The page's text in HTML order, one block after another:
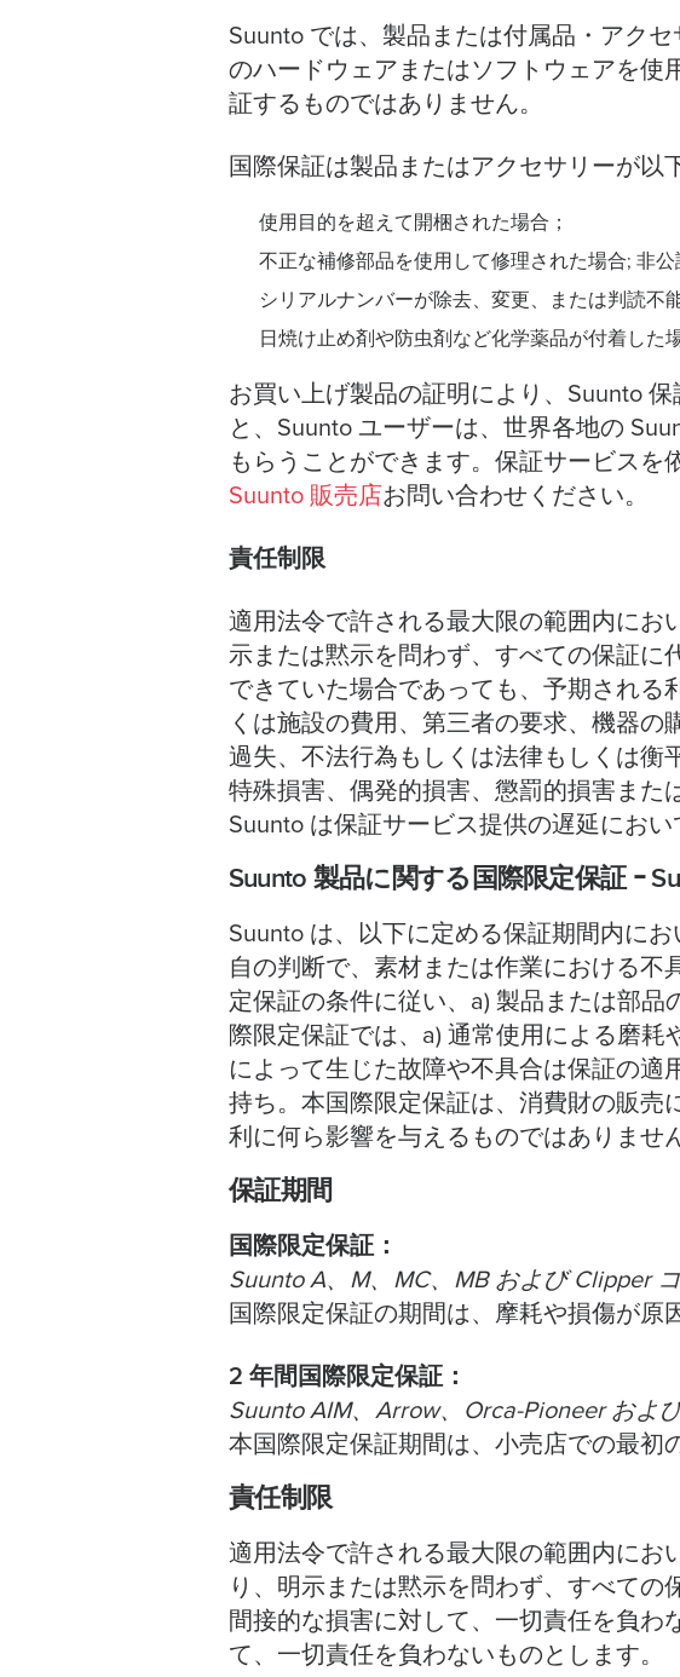
Suunto では、製品または付属品・アク
のハードウェアまたはソフトウェアを使
証するものではありません。
国際保証は製品またはアクセサリーが以
使用目的を超えて開梱された場合；
不正な補修部品を使用して修理された場合; 非
シリアルナンバーが除去、変更、または判読不
日焼け止め剤や防虫剤など化学薬品が付着した
お買い上げ製品の証明により、Suunto
と、Suunto ユーザーは、世界各地の
もらうことができます。保証サービスを
Suunto 販売店お問い合わせください。
責任制限
適用法令で許される最大限の範囲内にお
示または黙示を問わず、すべての保証に
できていた場合であっても、予期される
くは施設の費用、第三者の要求、機器の
過失、不法行為もしくは法律もしくは衡
特殊損害、偶発的損害、懲罰的損害また
Suunto は保証サービス提供の遅延におい
Suunto 製品に関する国際限定保証 ｰ
Suunto は、以下に定める保証期間内に
自の判断で、素材または作業における
定保証の条件に従い、a) 製品または部品
際限定保証では、a) 通常使用による磨耗
によって生じた故障や不具合は保証の適
持ち。本国際限定保証は、消費財の販売
利に何ら影響を与えるものではありませ
保証期間
国際限定保証：
Suunto A、M、MC、MB および Clipper
国際限定保証の期間は、摩耗や損傷が原
2 年間国際限定保証：
Suunto AIM、Arrow、Orca-Pioneer およ
本国際限定保証期間は、小売店での最初
責任制限
適用法令で許される最大限の範囲内にお
り、明示または黙示を問わず、すべて
間接的な損害に対して、一切責任を負わ
て、一切責任を負わないものとします。